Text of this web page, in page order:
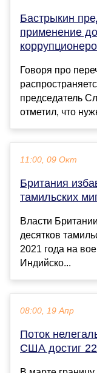
Бастрыкин
применение
Говоря про
председатель
отметил, что
11:00, 09 Окт
Британия
тамильских
Власти
десятков
2021 года на
Индийско...
08:00, 19 Апр
Поток
США достиг